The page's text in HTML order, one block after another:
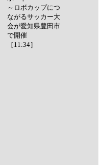
～ロボカップにつ
ながるサッカー大
会が愛知県豊田市
で開催
［11:34］